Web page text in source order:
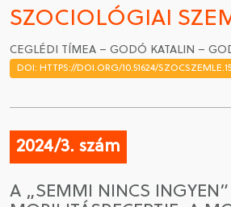
AKTUALITÁSOK
VÁNDORGYŰLÉSEK
SZAKOSZTÁLYOK
DÍJAK
NYELVVÁLASZTÁS
SZOCIOLÓGIAI
CEGLÉDI TÍMEA – GODÓ KATALIN –
DOI: HTTPS://DOI.ORG/10.51624/
2024/3. szám
A „SEMMI NINCS INGYEN”